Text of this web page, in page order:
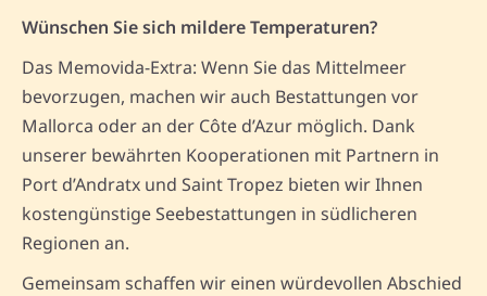
Wünschen Sie sich mildere Temperaturen?
Das Memovida-Extra: Wenn Sie das Mittelmeer
bevorzugen, machen wir auch Bestattungen vor
Mallorca oder an der Côte d’Azur möglich. Dank
unserer bewährten Kooperationen mit Partnern in
Port d’Andratx und Saint Tropez bieten wir Ihnen
kostengünstige Seebestattungen in südlicheren
Regionen an.
Gemeinsam schaffen wir einen würdevollen Abschied